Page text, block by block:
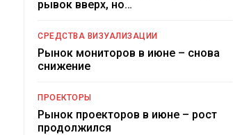
рывок вверх, но…
СРЕДСТВА ВИЗУАЛИЗАЦИИ
Рынок мониторов в июне – снова
снижение
ПРОЕКТОРЫ
Рынок проекторов в июне – рост
продолжился